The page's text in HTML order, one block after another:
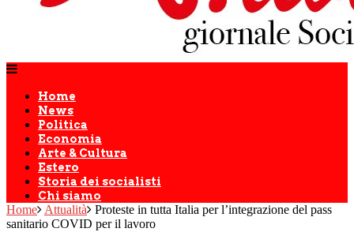
Home
News
Politica
Economia
Arte & Cultura
Estero
Storia dei socialisti
Chi siamo
Home Attualità
Proteste in tutta Italia per l’integrazione del pass
sanitario COVID per il lavoro